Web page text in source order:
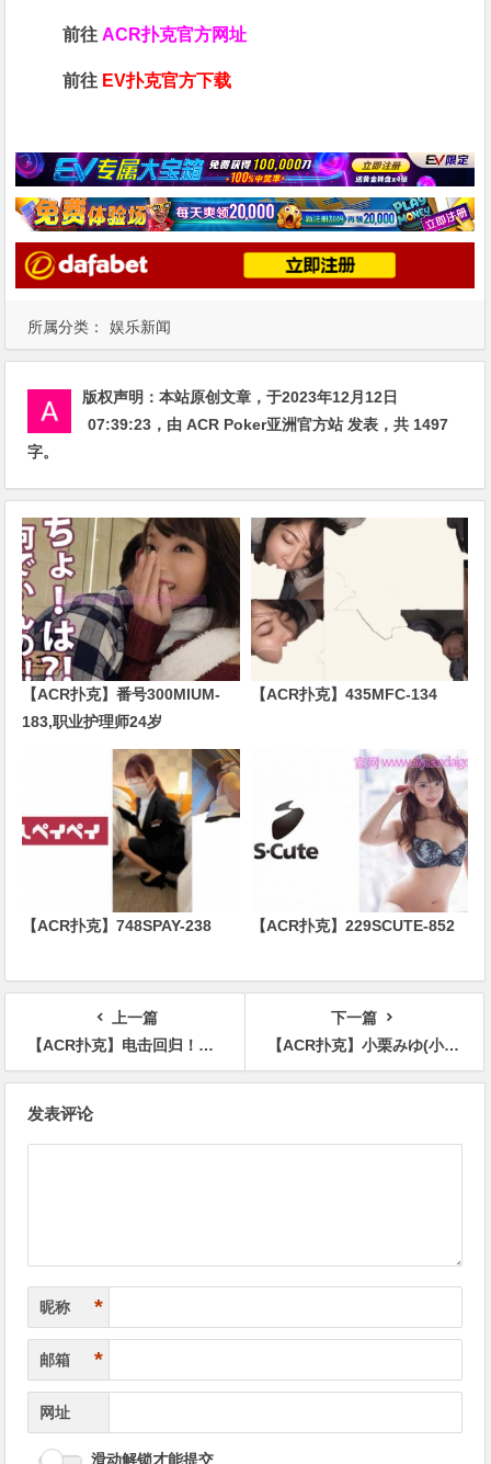
所属分类： 娱乐新闻
前往ACR扑克官方网址
前往 EV扑克官方下载
版权声明：本站原创文章，于2023年12月12日
07:39:23 ，由ACR Poker亚洲官方站 发表，共 1497
字。
【ACR扑克】番号300MIUM-
183,职业护理师24岁
【ACR扑克】435MFC-134
【ACR扑克】748SPAY-238 【ACR扑克】229SCUTE-852
上一篇
【ACR扑克】电击回归！曾是偶像也是大型专属女优的她被无码卖家捕获了！
下一篇
【ACR扑克】小栗みゆ(小栗美优)作品MIDV-554发布！游泳社学姐遭变态学长硬上，为封口沦为全校男生们专属肉便器
发表评论
昵称 *
邮箱 *
网址
滑动解锁才能提交